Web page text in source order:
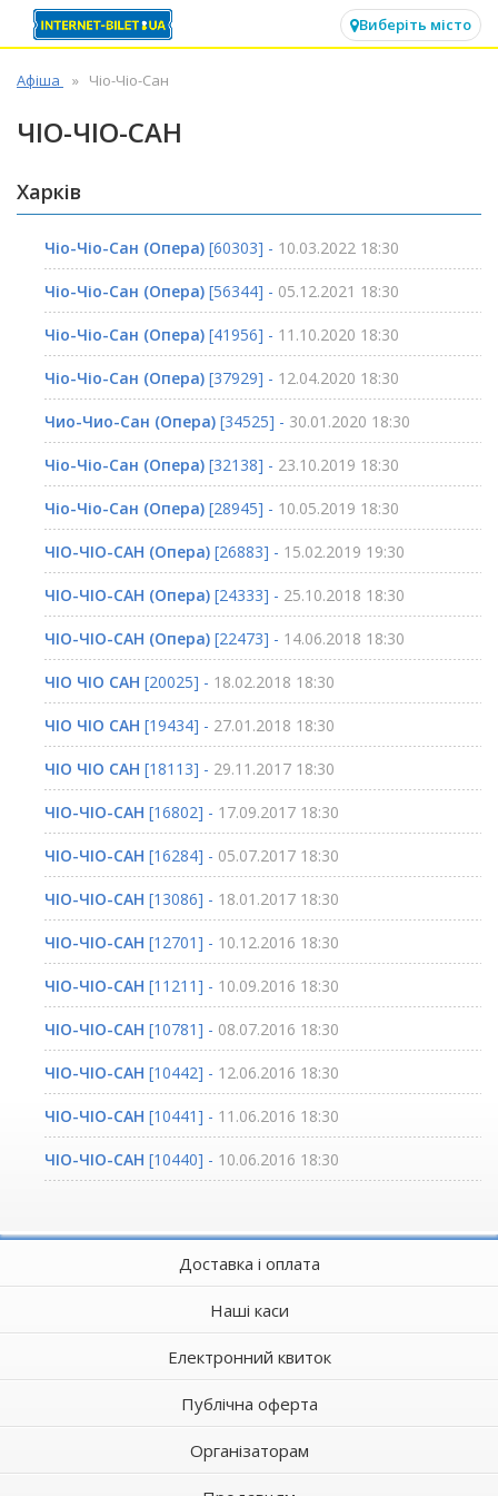
Виберіть місто
Афіша Чіо-Чіо-Сан
ЧІО-ЧІО-САН
Харків
Чіо-Чіо-Сан (Опера) [60303] - 10.03.2022 18:30
Чіо-Чіо-Сан (Опера) [56344] - 05.12.2021 18:30
Чіо-Чіо-Сан (Опера) [41956] - 11.10.2020 18:30
Чіо-Чіо-Сан (Опера) [37929] - 12.04.2020 18:30
Чио-Чио-Сан (Опера) [34525] - 30.01.2020 18:30
Чіо-Чіо-Сан (Опера) [32138] - 23.10.2019 18:30
Чіо-Чіо-Сан (Опера) [28945] - 10.05.2019 18:30
ЧІО-ЧІО-САН (Опера) [26883] - 15.02.2019 19:30
ЧІО-ЧІО-САН (Опера) [24333] - 25.10.2018 18:30
ЧІО-ЧІО-САН (Опера) [22473] - 14.06.2018 18:30
ЧІО ЧІО САН [20025] - 18.02.2018 18:30
ЧІО ЧІО САН [19434] - 27.01.2018 18:30
ЧІО ЧІО САН [18113] - 29.11.2017 18:30
ЧІО-ЧІО-САН [16802] - 17.09.2017 18:30
ЧІО-ЧІО-САН [16284] - 05.07.2017 18:30
ЧІО-ЧІО-САН [13086] - 18.01.2017 18:30
ЧІО-ЧІО-САН [12701] - 10.12.2016 18:30
ЧІО-ЧІО-САН [11211] - 10.09.2016 18:30
ЧІО-ЧІО-САН [10781] - 08.07.2016 18:30
ЧІО-ЧІО-САН [10442] - 12.06.2016 18:30
ЧІО-ЧІО-САН [10441] - 11.06.2016 18:30
ЧІО-ЧІО-САН [10440] - 10.06.2016 18:30
Доставка і оплата
Наші каси
Електронний квиток
Публічна оферта
Організаторам